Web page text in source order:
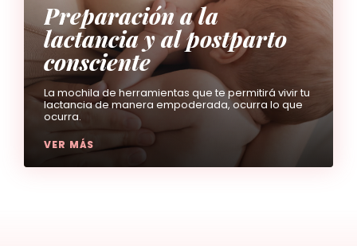
Preparación a la
lactancia y al postparto
consciente
La mochila de herramientas que te permitirá vivir tu
lactancia de manera empoderada, ocurra lo que
ocurra.
VER MÁS